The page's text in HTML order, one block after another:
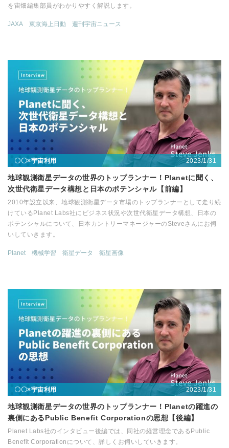
を宙畑編集部員がわかりやすく解説します。
JAXA 東京海上日動 週刊宇宙ニュース
〇〇×宇宙利用 2023/1/31
地球観測衛星データの世界のトップランナー！Planetに聞く、
次世代衛星データ構想と日本のポテンシャル【前編】
2010年設立以来、地球観測衛星データ市場のトップランナーとして走り続
けているPlanet Labs社にビジネス状況や次世代衛星データ構想、日本の
ポテンシャルについて、日本カントリーマネージャーのSteveさんにお伺
いしていきます。
Planet 機械学習 衛星データ 衛星画像
〇〇×宇宙利用 2023/1/31
地球観測衛星データの世界のトップランナー！Planetの躍進の
裏側にあるPublic Benefit Corporationの思想【後編】
Planet Labs社のインタビュー後編では、同社の経営理念であるPublic
Benefit Corporationについて、詳しくお伺いしていきます。